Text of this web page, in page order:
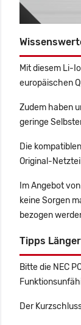
Mit diesem Li-
europäischen
Zudem haben
geringe
Die
Original-
Im Angebot
keine Sorgen
bezogen
Tipps
Bitte die NEC
Der